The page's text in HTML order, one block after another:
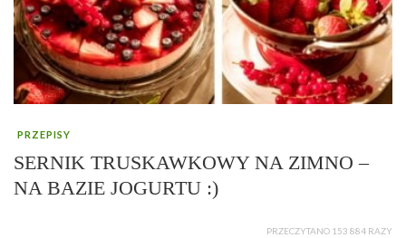
PRZEPISY
SERNIK TRUSKAWKOWY NA ZIMNO –
NA BAZIE JOGURTU :)
PRZECZYTANO 153 884 RAZY